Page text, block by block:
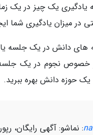
یادگیری یک چیز در یک
در میزان یادگیری شما
های دانش در یک جلسه
خصوص نجوم در یک جلسه
حوزه دانش بهره ببرید.
: نماشو: آگهی رایگان،